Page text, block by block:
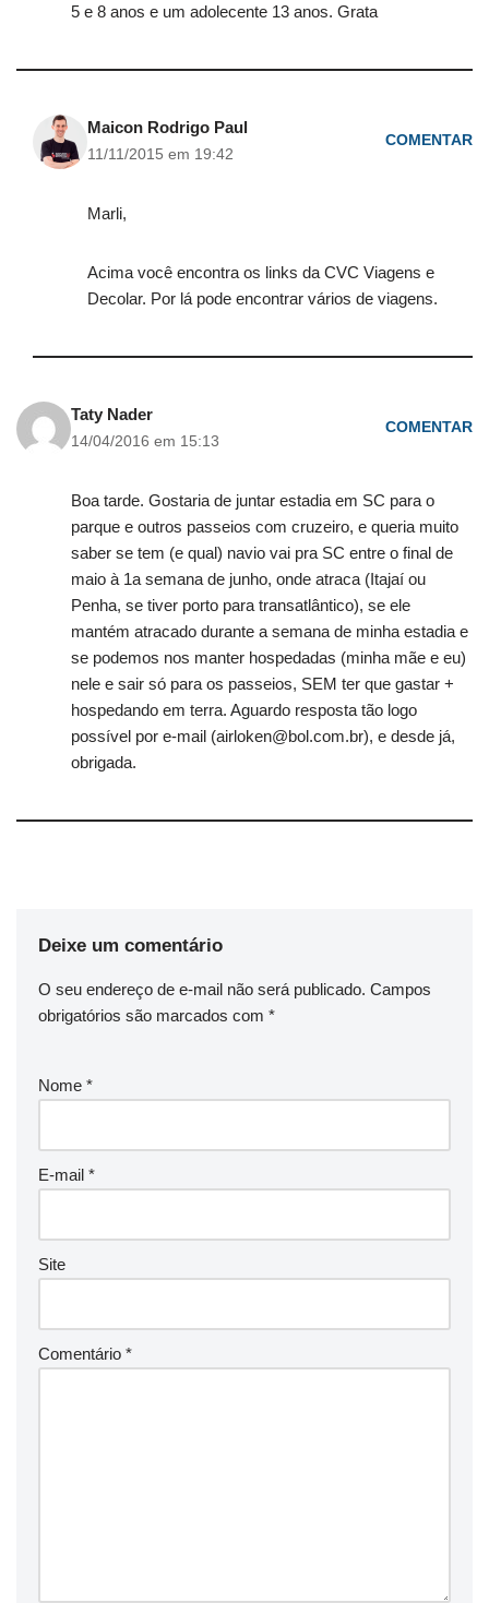
5 e 8 anos e um adolecente 13 anos. Grata
Maicon Rodrigo Paul
11/11/2015 em 19:42
COMENTAR
Marli,
Acima você encontra os links da CVC Viagens e
Decolar. Por lá pode encontrar vários de viagens.
Taty Nader
14/04/2016 em 15:13
COMENTAR
Boa tarde. Gostaria de juntar estadia em SC para o
parque e outros passeios com cruzeiro, e queria muito
saber se tem (e qual) navio vai pra SC entre o final de
maio à 1a semana de junho, onde atraca (Itajaí ou
Penha, se tiver porto para transatlântico), se ele
mantém atracado durante a semana de minha estadia e
se podemos nos manter hospedadas (minha mãe e eu)
nele e sair só para os passeios, SEM ter que gastar +
hospedando em terra. Aguardo resposta tão logo
possível por e-mail (airloken@bol.com.br), e desde já,
obrigada.
Deixe um comentário
O seu endereço de e-mail não será publicado. Campos
obrigatórios são marcados com *
Nome *
E-mail *
Site
Comentário *